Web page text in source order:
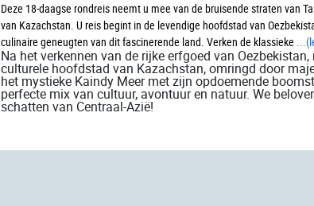
Deze 18-daagse rondreis neemt u mee van de bruisende straten van
van Kazachstan. U reis begint in de levendige hoofdstad van
culinaire geneugten van dit fascinerende land. Verken de klassieke ...
Na het verkennen van de rijke erfgoed van
culturele hoofdstad van Kazachstan, omringd door
het mystieke Kaindy Meer met zijn opdoemende
perfecte mix van cultuur, avontuur en natuur. We
schatten van Centraal-Azië!